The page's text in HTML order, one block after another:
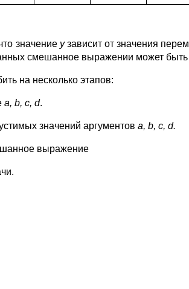
значение узависит от значения
смешанное выражении может
на несколько этапов:
a, b, c, d.
значений аргументов a, b, c, d.
выражение